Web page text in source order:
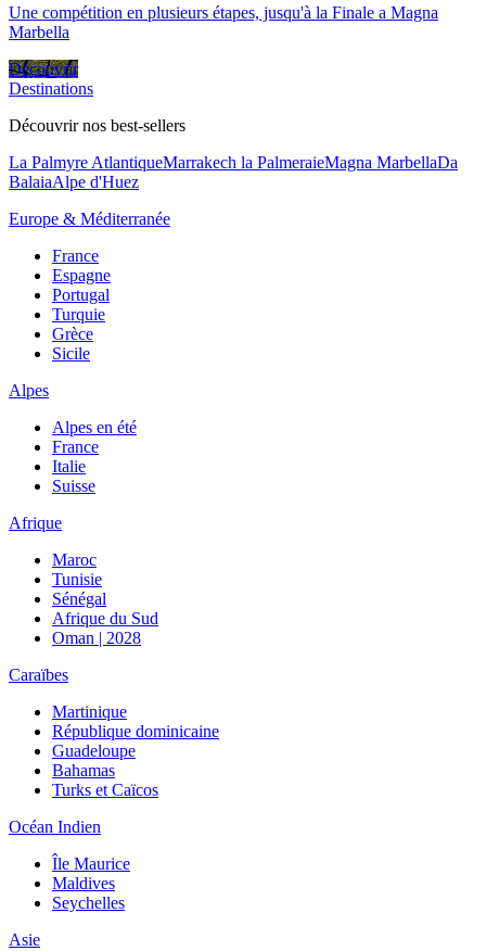
Une compétition en plusieurs étapes, jusqu'à la Finale a Magna
Marbella
Découvrir
Destinations
Découvrir nos best-sellers
La Palmyre AtlantiqueMarrakech la PalmeraieMagna MarbellaDa
BalaiaAlpe d'Huez
Europe & Méditerranée
France
Espagne
Portugal
Turquie
Grèce
Sicile
Alpes
Alpes en été
France
Italie
Suisse
Afrique
Maroc
Tunisie
Sénégal
Afrique du Sud
Oman | 2028
Caraïbes
Martinique
République dominicaine
Guadeloupe
Bahamas
Turks et Caïcos
Océan Indien
Île Maurice
Maldives
Seychelles
Asie